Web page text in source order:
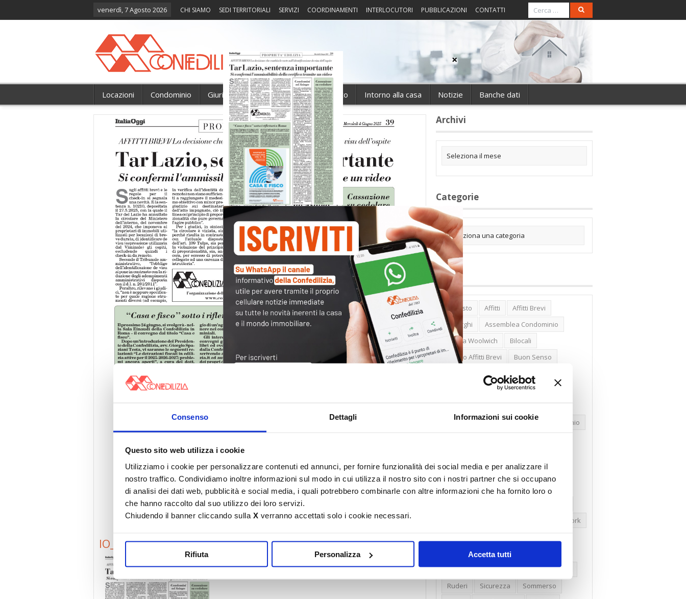
Consenso Dettagli Informazioni sui cookie
Questo sito web utilizza i cookie
Utilizziamo i cookie per personalizzare contenuti ed annunci, per fornire funzionalità dei social media e per analizzare il
nostro traffico. Condividiamo inoltre informazioni sul modo in cui utilizza il nostro sito con i nostri partner che si occupano
di analisi dei dati web, pubblicità e social media, i quali potrebbero combinarle con altre informazioni che ha fornito loro o
che hanno raccolto dal suo utilizzo dei loro servizi.
Chiudendo il banner cliccando sulla X verranno accettati solo i cookie necessari.
Rifiuta Personalizza Accetta tutti
venerdì, 7 Agosto 2026 CHI SIAMO SEDI TERRITORIALI SERVIZI COORDINAMENTI INTERLOCUTORI PUBBLICAZIONI CONTATTI
Locazioni Condominio Giurisprudenza Fisco Portierato Intorno alla casa Notizie Banche dati
IO_giugno25
Archivi
Categorie
Tag
30posto Affitti
Affitti Brevi
Alberghi
Assemblea Condominio
Banca Woolwich
Bilocali
Blocco Affitti Brevi
Buon Senso
Cambioabitazione
Carenza Alloggi
Case Pubbliche
Compravendite Immobiliari
Condominio
Emissioni
Firenze
Gabetti Spa
Green Deal
Green Party
New York
Prima Casa
Proprietari Casa
Rendite Catastali
Rivoluzioneliberale
Ruderi
Sicurezza
Sommerso